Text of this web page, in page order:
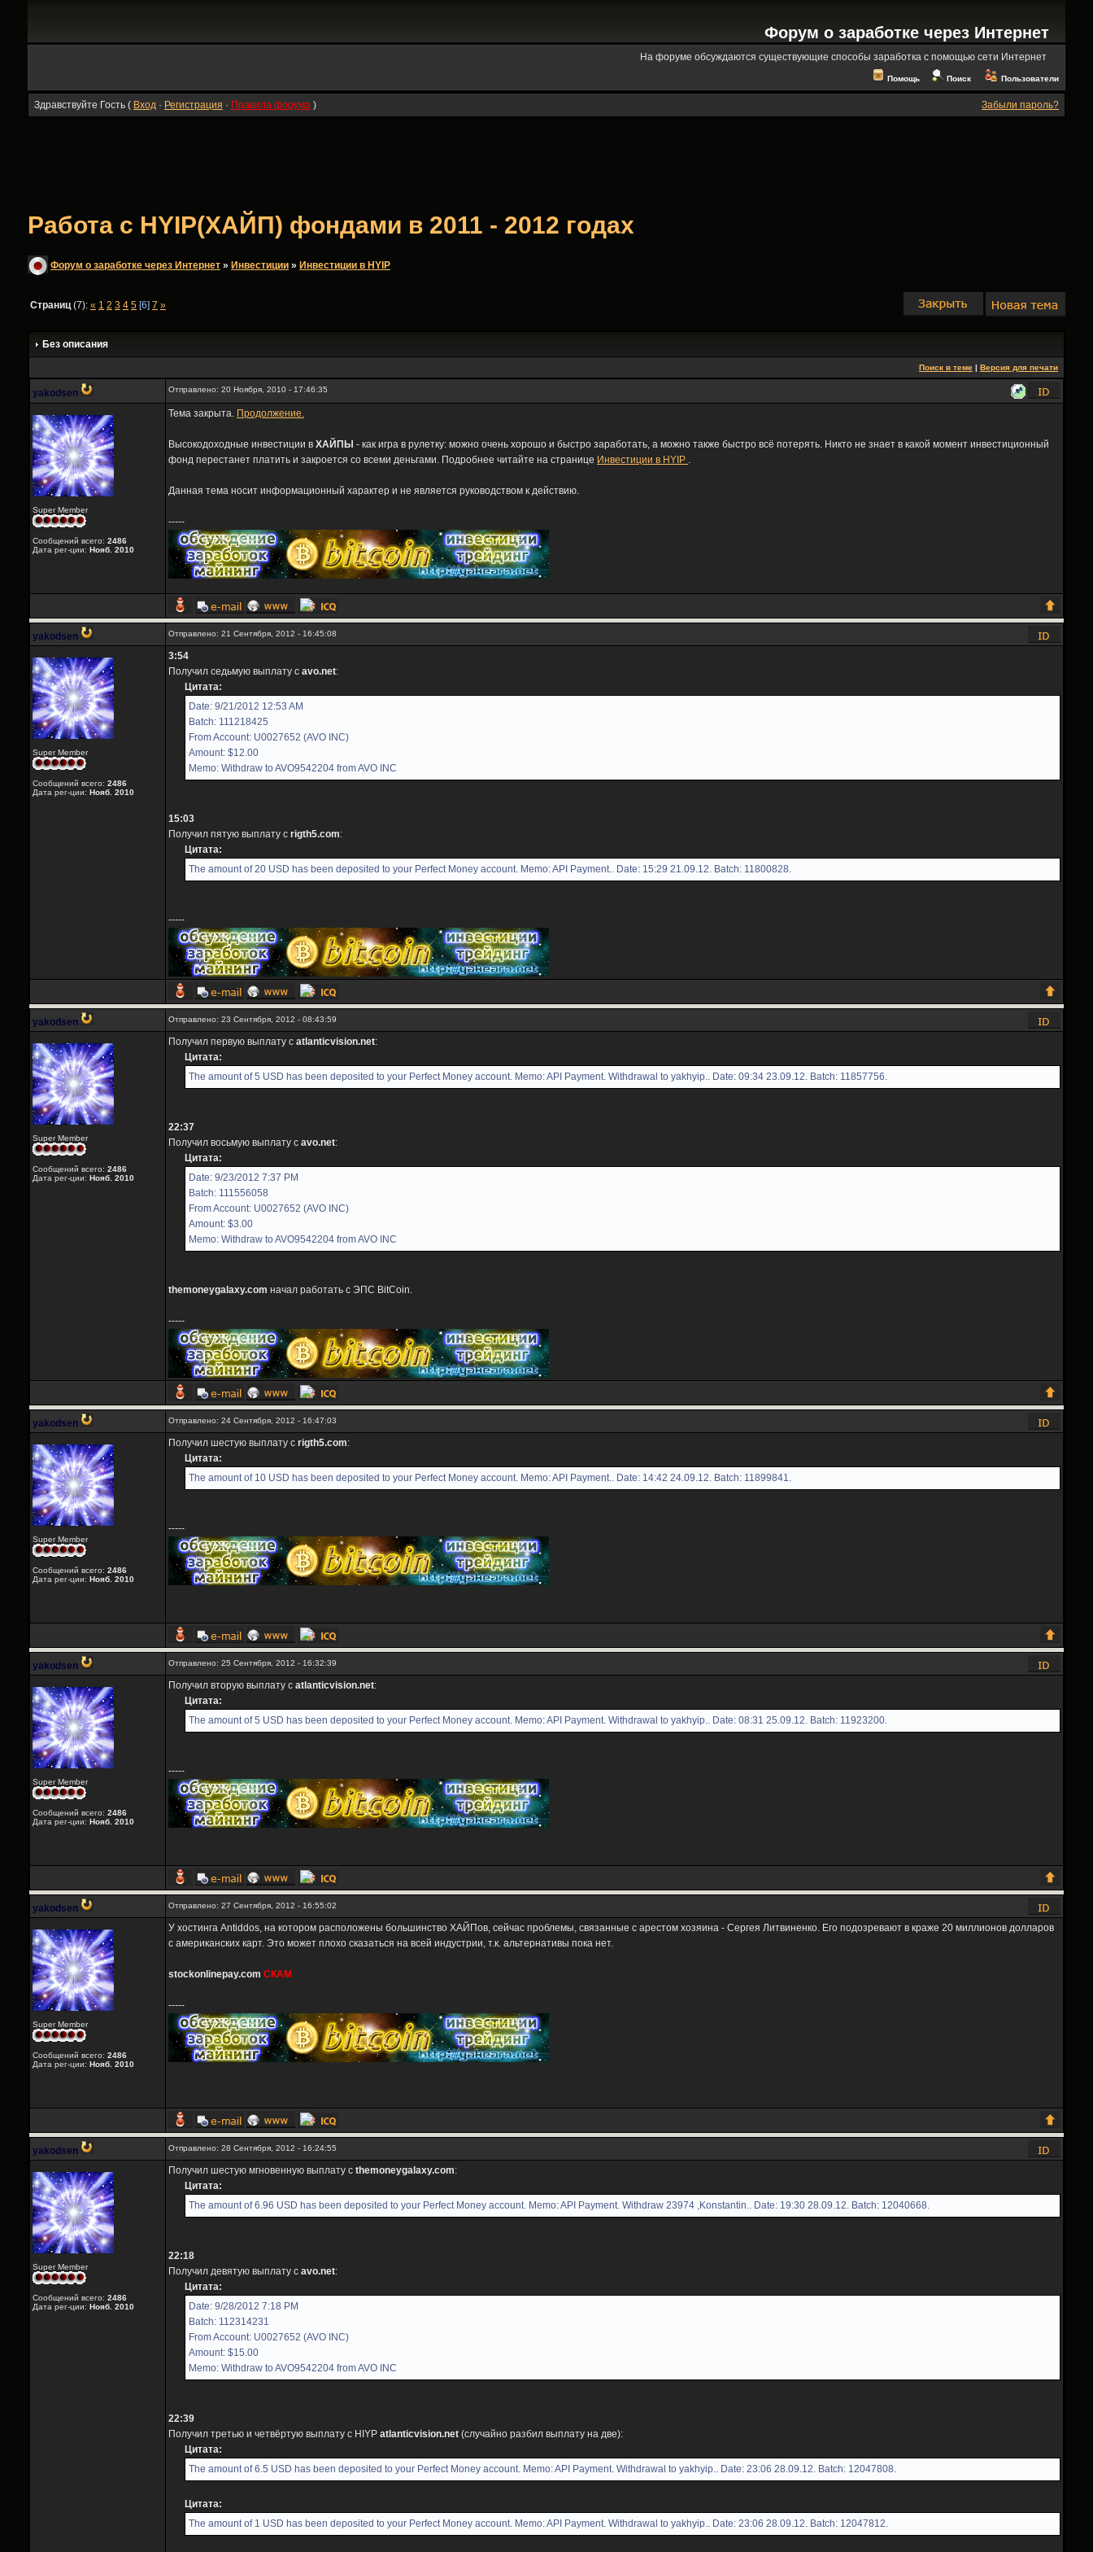
Форум о заработке через Интернет
На форуме обсуждаются существующие способы заработка с помощью сети Интернет
Помощь Поиск Пользователи
Здравствуйте Гость ( Вход · Регистрация · Правила форума ) Забыли пароль?
Работа с HYIP(ХАЙП) фондами в 2011 - 2012 годах
Форум о заработке через Интернет » Инвестиции » Инвестиции в HYIP
Страниц(7): « 1 2 3 4 5 [6] 7 »
Без описания
Поиск в теме | Версия для печати
yakodsen Отправлено: 20 Ноября, 2010 - 17:46:35
Super Member
Сообщений всего: 2486
Дата рег-ции: Нояб. 2010
Тема закрыта. Продолжение.
Высокодоходные инвестиции в ХАЙПЫ - как игра в рулетку: можно очень хорошо и быстро заработать, а можно также быстро всё потерять. Никто не знает в какой момент инвестиционный
фонд перестанет платить и закроется со всеми деньгами. Подробнее читайте на странице Инвестиции в HYIP .
Данная тема носит информационный характер и не является руководством к действию.
-----
yakodsen Отправлено: 21 Сентября, 2012 - 16:45:08
Super Member
Сообщений всего: 2486
Дата рег-ции: Нояб. 2010
3:54
Получил седьмую выплату с avo.net:
Цитата:
Date: 9/21/2012 12:53 AM
Batch: 111218425
From Account: U0027652 (AVO INC)
Amount: $12.00
Memo: Withdraw to AVO9542204 from AVO INC
15:03
Получил пятую выплату с rigth5.com:
Цитата:
The amount of 20 USD has been deposited to your Perfect Money account. Memo: API Payment.. Date: 15:29 21.09.12. Batch: 11800828.
-----
yakodsen Отправлено: 23 Сентября, 2012 - 08:43:59
Super Member
Сообщений всего: 2486
Дата рег-ции: Нояб. 2010
Получил первую выплату с atlanticvision.net:
Цитата:
The amount of 5 USD has been deposited to your Perfect Money account. Memo: API Payment. Withdrawal to yakhyip.. Date: 09:34 23.09.12. Batch: 11857756.
22:37
Получил восьмую выплату с avo.net:
Цитата:
Date: 9/23/2012 7:37 PM
Batch: 111556058
From Account: U0027652 (AVO INC)
Amount: $3.00
Memo: Withdraw to AVO9542204 from AVO INC
themoneygalaxy.com начал работать с ЭПС BitCoin.
-----
yakodsen Отправлено: 24 Сентября, 2012 - 16:47:03
Super Member
Сообщений всего: 2486
Дата рег-ции: Нояб. 2010
Получил шестую выплату с rigth5.com:
Цитата:
The amount of 10 USD has been deposited to your Perfect Money account. Memo: API Payment.. Date: 14:42 24.09.12. Batch: 11899841.
-----
yakodsen Отправлено: 25 Сентября, 2012 - 16:32:39
Super Member
Сообщений всего: 2486
Дата рег-ции: Нояб. 2010
Получил вторую выплату с atlanticvision.net:
Цитата:
The amount of 5 USD has been deposited to your Perfect Money account. Memo: API Payment. Withdrawal to yakhyip.. Date: 08:31 25.09.12. Batch: 11923200.
-----
yakodsen Отправлено: 27 Сентября, 2012 - 16:55:02
Super Member
Сообщений всего: 2486
Дата рег-ции: Нояб. 2010
У хостинга Antiddos, на котором расположены большинство ХАЙПов, сейчас проблемы, связанные с арестом хозяина - Сергея Литвиненко. Его подозревают в краже 20 миллионов долларов
с американских карт. Это может плохо сказаться на всей индустрии, т.к. альтернативы пока нет.
stockonlinepay.com СКАМ
-----
yakodsen Отправлено: 28 Сентября, 2012 - 16:24:55
Super Member
Сообщений всего: 2486
Дата рег-ции: Нояб. 2010
Получил шестую мгновенную выплату с themoneygalaxy.com:
Цитата:
The amount of 6.96 USD has been deposited to your Perfect Money account. Memo: API Payment. Withdraw 23974 ,Konstantin.. Date: 19:30 28.09.12. Batch: 12040668.
22:18
Получил девятую выплату с avo.net:
Цитата:
Date: 9/28/2012 7:18 PM
Batch: 112314231
From Account: U0027652 (AVO INC)
Amount: $15.00
Memo: Withdraw to AVO9542204 from AVO INC
22:39
Получил третью и четвёртую выплату с HIYP atlanticvision.net (случайно разбил выплату на две):
Цитата:
The amount of 6.5 USD has been deposited to your Perfect Money account. Memo: API Payment. Withdrawal to yakhyip.. Date: 23:06 28.09.12. Batch: 12047808.
Цитата:
The amount of 1 USD has been deposited to your Perfect Money account. Memo: API Payment. Withdrawal to yakhyip.. Date: 23:06 28.09.12. Batch: 12047812.